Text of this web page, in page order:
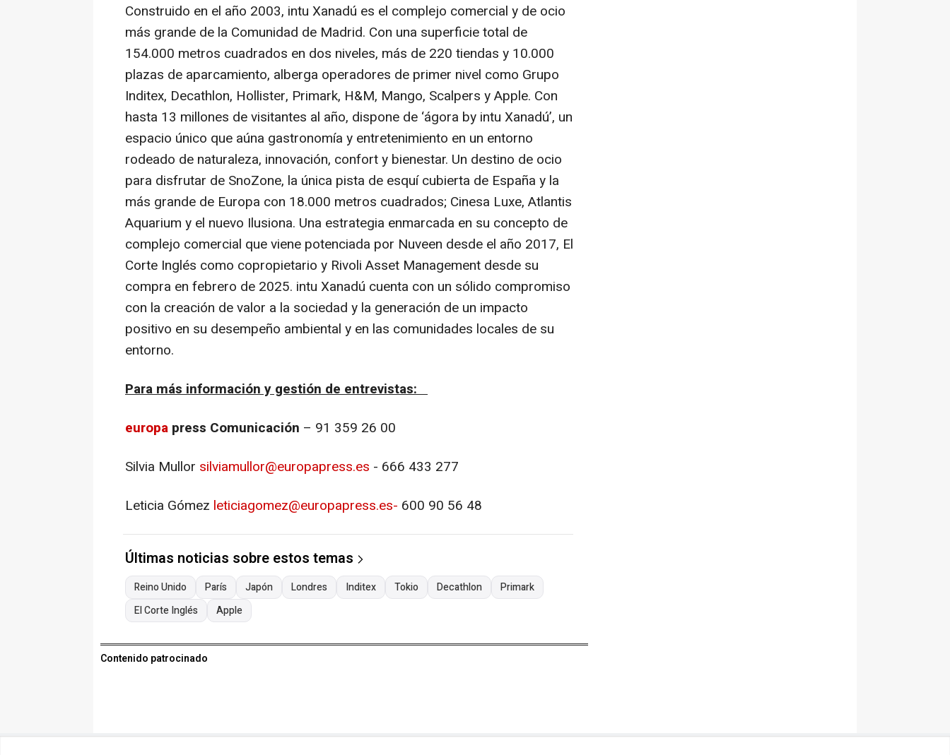
Construido en el año 2003, intu Xanadú es el complejo comercial y de ocio
más grande de la Comunidad de Madrid. Con una superficie total de
154.000 metros cuadrados en dos niveles, más de 220 tiendas y 10.000
plazas de aparcamiento, alberga operadores de primer nivel como Grupo
Inditex, Decathlon, Hollister, Primark, H&M, Mango, Scalpers y Apple. Con
hasta 13 millones de visitantes al año, dispone de ‘ágora by intu Xanadú’, un
espacio único que aúna gastronomía y entretenimiento en un entorno
rodeado de naturaleza, innovación, confort y bienestar. Un destino de ocio
para disfrutar de SnoZone, la única pista de esquí cubierta de España y la
más grande de Europa con 18.000 metros cuadrados; Cinesa Luxe, Atlantis
Aquarium y el nuevo Ilusiona. Una estrategia enmarcada en su concepto de
complejo comercial que viene potenciada por Nuveen desde el año 2017, El
Corte Inglés como copropietario y Rivoli Asset Management desde su
compra en febrero de 2025. intu Xanadú cuenta con un sólido compromiso
con la creación de valor a la sociedad y la generación de un impacto
positivo en su desempeño ambiental y en las comunidades locales de su
entorno.
Para más información y gestión de entrevistas:
europa press Comunicación – 91 359 26 00
Silvia Mullor silviamullor@europapress.es - 666 433 277
Leticia Gómez leticiagomez@europapress.es- 600 90 56 48
Últimas noticias sobre estos temas
Reino Unido París Japón Londres Inditex Tokio Decathlon
Primark
El Corte Inglés
Apple
Contenido patrocinado